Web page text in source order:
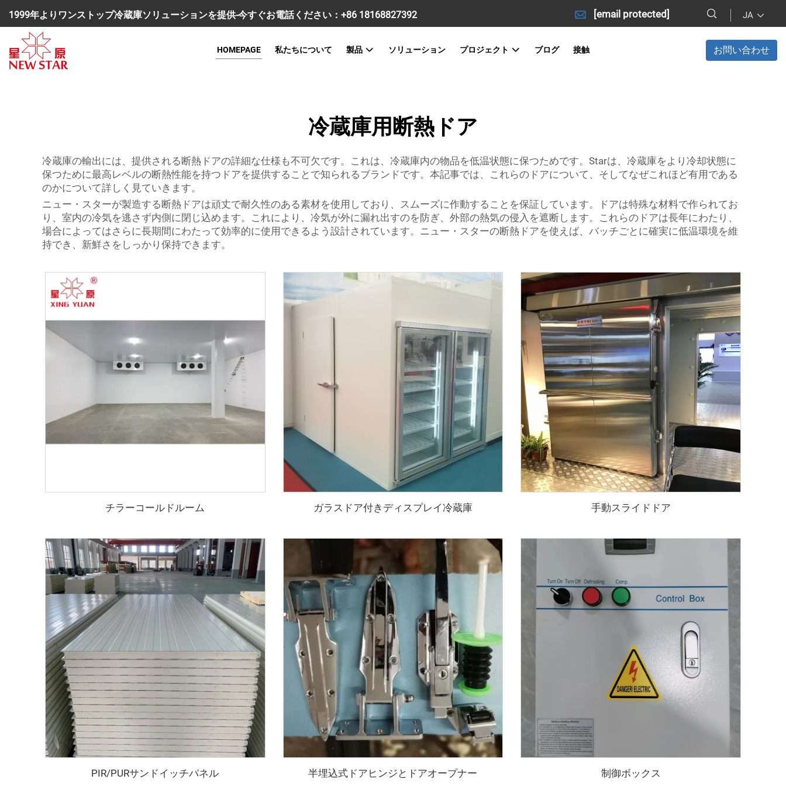
1999年よりワンストップ冷蔵庫ソリューションを提供-今すぐお電話ください： +86 18168827392 [email protected] JA
HOMEPAGE 私たちについて 製品 ソリューション プロジェクト ブログ 接触 お問い合わせ
冷蔵庫用断熱ドア
冷蔵庫の輸出には、提供される断熱ドアの詳細な仕様も不可欠です。これは、冷蔵庫内の物品を低温状態に保つためです。Starは、冷蔵庫をより冷却状態に
保つために最高レベルの断熱性能を持つドアを提供することで知られるブランドです。本記事では、これらのドアについて、そしてなぜこれほど有用である
のかについて詳しく見ていきます。
ニュー・スターが製造する断熱ドアは頑丈で耐久性のある素材を使用しており、スムーズに作動することを保証しています。ドアは特殊な材料で作られてお
り、室内の冷気を逃さず内側に閉じ込めます。これにより、冷気が外に漏れ出すのを防ぎ、外部の熱気の侵入を遮断します。これらのドアは長年にわたり、
場合によってはさらに長期間にわたって効率的に使用できるよう設計されています。ニュー・スターの断熱ドアを使えば、バッチごとに確実に低温環境を維
持でき、新鮮さをしっかり保持できます。
チラーコールドルーム ガラスドア付きディスプレイ冷蔵庫 手動スライドドア
PIR/PURサンドイッチパネル 半埋込式ドアヒンジとドアオープナー 制御ボックス